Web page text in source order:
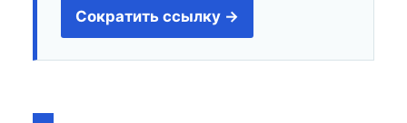
Сократить ссылку →